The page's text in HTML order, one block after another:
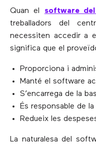
Quan el software
treballadors del
necessiten accedir a
significa que el
Proporciona i
Manté el software
S’encarrega de la
És responsable de
Redueix les
La naturalesa del